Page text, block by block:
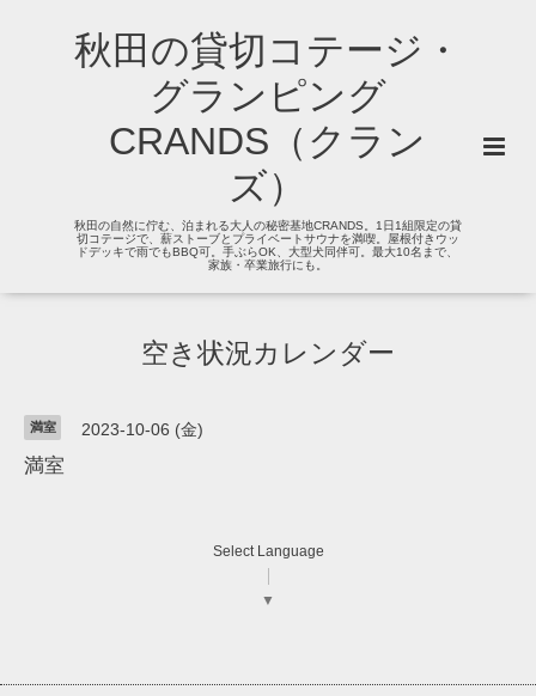
秋田の貸切コテージ・
グランピング
CRANDS（クラン
ズ）
秋田の自然に佇む、泊まれる大人の秘密基地CRANDS。1日1組限定の貸
切コテージで、薪ストーブとプライベートサウナを満喫。屋根付きウッ
ドデッキで雨でもBBQ可。手ぶらOK、大型犬同伴可。最大10名まで、
家族・卒業旅行にも。
空き状況カレンダー
満室 2023-10-06 (金)
満室
Select Language
▼